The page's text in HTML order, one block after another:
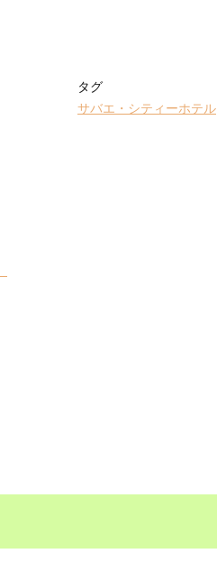
タグ
サバエ・シティーホテル